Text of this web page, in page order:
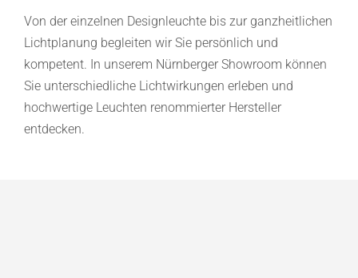
Von der einzelnen Designleuchte bis zur ganzheitlichen
Lichtplanung begleiten wir Sie persönlich und
kompetent. In unserem Nürnberger Showroom können
Sie unterschiedliche Lichtwirkungen erleben und
hochwertige Leuchten renommierter Hersteller
entdecken.